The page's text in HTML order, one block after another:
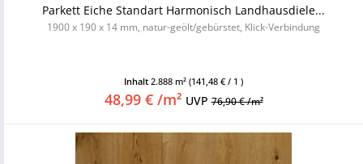
Parkett Eiche Standart Harmonisch Landhausdiele...
1900 x 190 x 14 mm, natur-geölt/gebürstet, Klick-Verbindung
Inhalt 2.888 m² (141,48 € / 1 )
48,99 € /m² UVP76,90 € /m²